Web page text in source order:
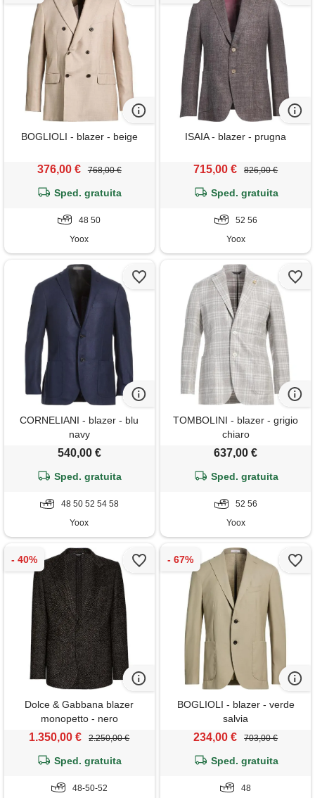
BOGLIOLI - blazer - beige
376,00 € 768,00 €
Sped. gratuita
48 50
Yoox
ISAIA - blazer - prugna
715,00 € 826,00 €
Sped. gratuita
52 56
Yoox
CORNELIANI - blazer - blu
navy
540,00 €
Sped. gratuita
48 50 52 54 58
Yoox
TOMBOLINI - blazer - grigio
chiaro
637,00 €
Sped. gratuita
52 56
Yoox
Dolce & Gabbana blazer
monopetto - nero
1.350,00 € 2.250,00 €
Sped. gratuita
48-50-52
BOGLIOLI - blazer - verde
salvia
234,00 € 703,00 €
Sped. gratuita
48